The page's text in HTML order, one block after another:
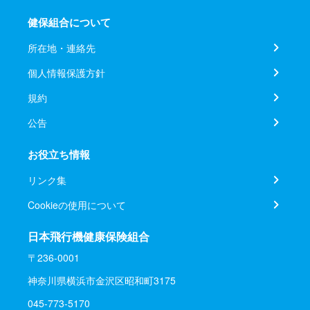
健保組合について
所在地・連絡先
個人情報保護方針
規約
公告
お役立ち情報
リンク集
Cookieの使用について
日本飛行機健康保険組合
〒236-0001
神奈川県横浜市金沢区昭和町3175
045-773-5170